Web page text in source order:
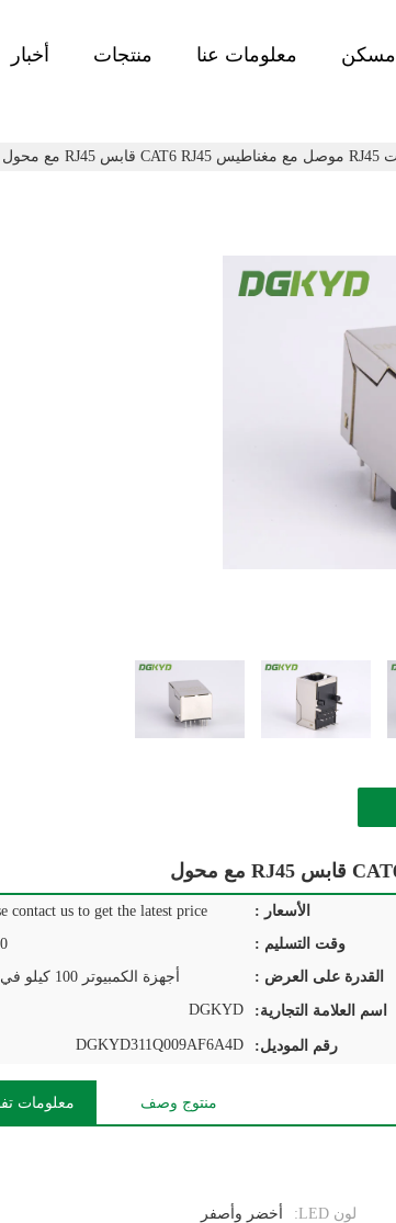
مسكن معلومات عنا منتجات أخبار
الأسعار :
contact us to get the latest price.
وقت التسليم :
10
القدرة على العرض : أجهزة الكمبيوتر 100 كيلو في اليوم
اسم العلامة التجارية: DGKYD
رقم الموديل: DGKYD311Q009AF6A4D
معلومات منتوج وصف
لون LED:
أخضر وأصفر